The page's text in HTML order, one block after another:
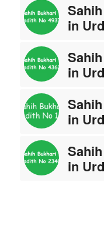
in
in
in
in